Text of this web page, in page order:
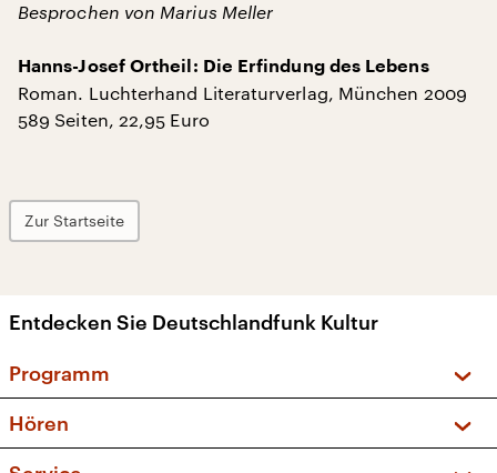
Besprochen von Marius Meller
Hanns-Josef Ortheil: Die Erfindung des Lebens
Roman. Luchterhand Literaturverlag, München 2009
589 Seiten, 22,95 Euro
Zur Startseite
Entdecken Sie Deutschlandfunk Kultur
Programm
Sendungen und Podcasts
Hören